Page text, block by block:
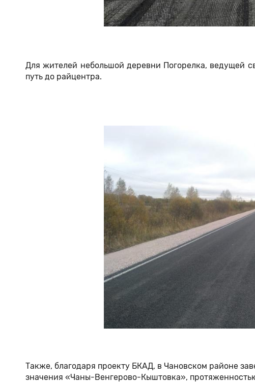
Для жителей небольшой деревни Погорелка, ведущей
путь до райцентра.
Также, благодаря проекту БКАД, в Чановском районе
значения «Чаны-Венгерово-Кыштовка»,